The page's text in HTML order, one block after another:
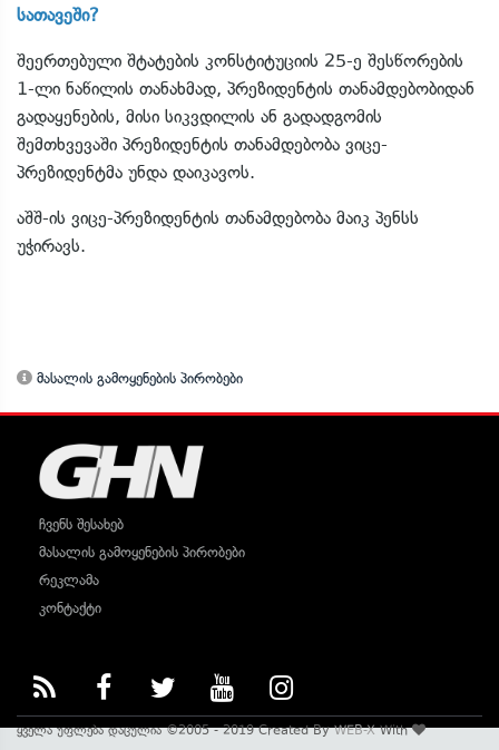
სათავეში?
შეერთებული შტატების კონსტიტუციის 25-ე შესწორების
1-ლი ნაწილის თანახმად, პრეზიდენტის თანამდებობიდან
გადაყენების, მისი სიკვდილის ან გადადგომის
შემთხვევაში პრეზიდენტის თანამდებობა ვიცე-
პრეზიდენტმა უნდა დაიკავოს.
აშშ-ის ვიცე-პრეზიდენტის თანამდებობა მაიკ პენსს
უჭირავს.
მასალის გამოყენების პირობები
ჩვენს შესახებ
მასალის გამოყენების პირობები
რეკლამა
კონტაქტი
ყველა უფლება დაცულია ©2005 - 2019 Created ByWEB-XWith